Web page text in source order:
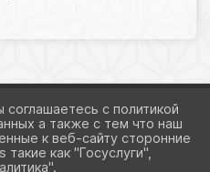
с политикой
а также с тем что наш
к веб-сайту сторонние
как "Госуслуги",